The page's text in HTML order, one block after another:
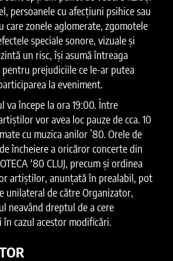
persoanele cu afecțiuni psihice sau
care zonele aglomerate, zgomotele
speciale sonore, vizuale şi
un risc, își asumă întreaga
pentru prejudiciile ce le-ar putea
la eveniment.
va începe la ora 19:00. Între
vor avea loc pauze de cca. 10
cu muzica anilor ’80. Orele de
încheiere a oricăror concerte din
‘80 CLUJ, precum și ordinea
artiștilor, anunțată în prealabil, pot
unilateral de către Organizator,
neavând dreptul de a cere
în cazul acestor modificări.